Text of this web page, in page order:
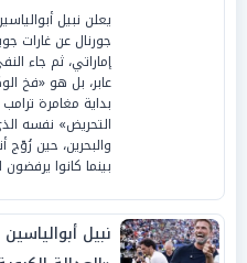
يعلن نبيل
جورنال عن غارات
إماراتي، ثم جاء
عابر، بل هو «فخ
بداية مغامرة
التحريض» نفسه
والبحرين، حين رُوّج
بينما كانوا يرفضون
نبيل